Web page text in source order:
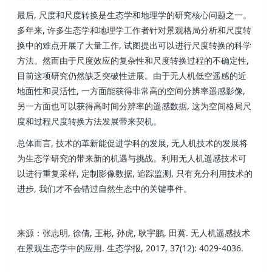
最后, 尺度和尺度转换是生态学和地理学的研究核心问题之一。
多年来, 许多生态学和地理学工作者针对景观格局分析和尺度转
换中的难点开展了大量工作, 试图提出可以进行尺度转换的科学
方法。然而由于尺度效应的复杂性和尺度转换过程的不确定性,
目前这项研究仍然缺乏突破性进展。由于无人机低空遥感的近
地面性和灵活性, 一方面能获得非常高的空间分辨率遥感影像,
另一方面也可以获得高时间分辨率的遥感数据, 这为空间格局尺
度和过程尺度转换方法发展带来契机。
总体而言, 技术的革新能促进学科的发展, 无人机技术的发展将
为生态学研究的带来新的机遇与挑战。利用无人机遥感技术可
以进行重复采样, 定制影像数据, 追踪监测, 只有充分利用技术的
进步, 我们才不会错过自然生态中的关键事件。
来源：张志明, 徐倩, 王彬, 孙虎, 耿宇鹏, 田冀. 无人机遥感技术
在景观生态学中的应用. 生态学报, 2017, 37(12): 4029-4036.